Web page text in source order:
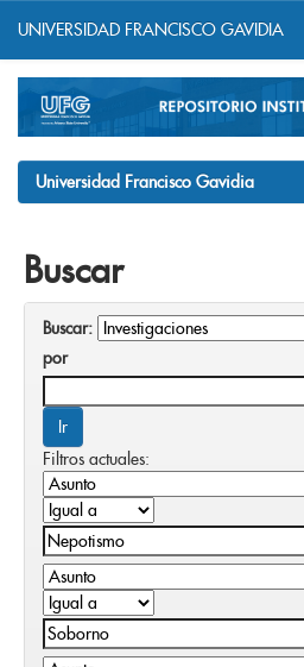
navigation
UNIVERSIDAD FRANCISCO GAVIDIA
Universidad Francisco Gavidia
Buscar
Buscar:
por
Filtros actuales: